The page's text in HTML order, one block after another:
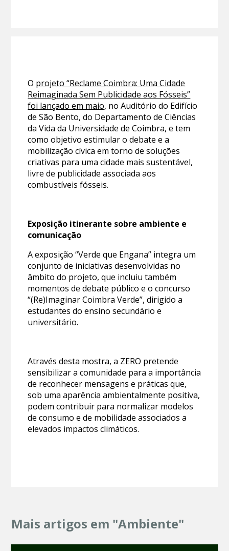
O projeto “Reclame Coimbra: Uma Cidade
Reimaginada Sem Publicidade aos Fósseis”
foi lançado em maio, no Auditório do Edifício
de São Bento, do Departamento de Ciências
da Vida da Universidade de Coimbra, e tem
como objetivo estimular o debate e a
mobilização cívica em torno de soluções
criativas para uma cidade mais sustentável,
livre de publicidade associada aos
combustíveis fósseis.
Exposição itinerante sobre ambiente e
comunicação
A exposição “Verde que Engana” integra um
conjunto de iniciativas desenvolvidas no
âmbito do projeto, que incluiu também
momentos de debate público e o concurso
“(Re)Imaginar Coimbra Verde”, dirigido a
estudantes do ensino secundário e
universitário.
Através desta mostra, a ZERO pretende
sensibilizar a comunidade para a importância
de reconhecer mensagens e práticas que,
sob uma aparência ambientalmente positiva,
podem contribuir para normalizar modelos
de consumo e de mobilidade associados a
elevados impactos climáticos.
Mais artigos em "Ambiente"